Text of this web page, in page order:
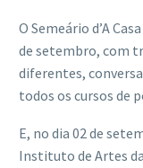
O Semeário d’A
de setembro, com
diferentes,
todos os cursos de
E, no dia 02 de
Instituto de Artes